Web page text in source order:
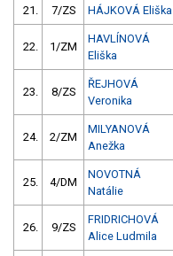
21. 7/ZS HÁJKOVÁ Eliška
22. 1/ZM
HAVLÍNOVÁ
Eliška
23. 8/ZS
ŘEJHOVÁ
Veronika
24. 2/ZM
MILYANOVÁ
Anežka
25. 4/DM
NOVOTNÁ
Natálie
26. 9/ZS
FRIDRICHOVÁ
Alice Ludmila